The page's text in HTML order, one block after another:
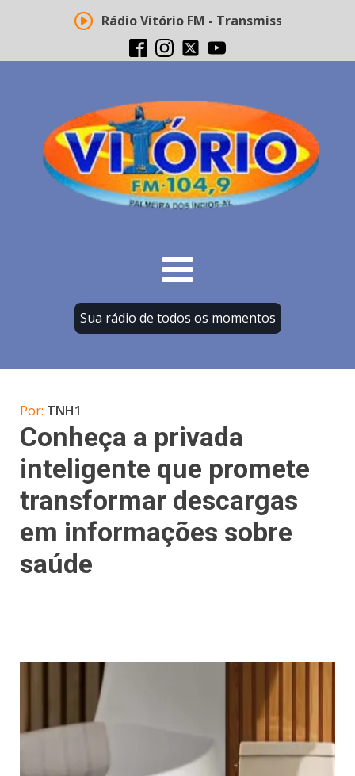
Rádio Vitório FM - Transmissão ao vivo
Sua rádio de todos os momentos
Por: TNH1
Conheça a privada
inteligente que promete
transformar descargas
em informações sobre
saúde